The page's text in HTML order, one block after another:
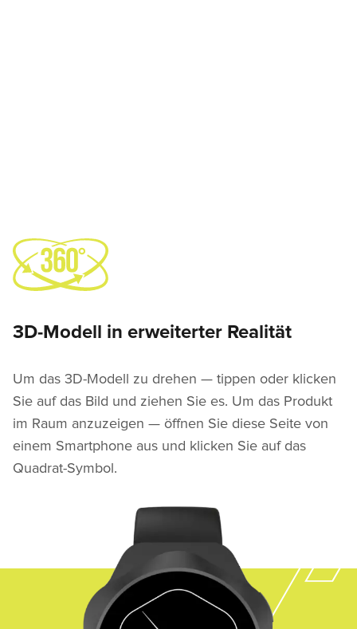
3D-Modell in erweiterter Realität
Um das 3D-Modell zu drehen — tippen oder klicken
Sie auf das Bild und ziehen Sie es. Um das Produkt
im Raum anzuzeigen — öffnen Sie diese Seite von
einem Smartphone aus und klicken Sie auf das
Quadrat-Symbol.